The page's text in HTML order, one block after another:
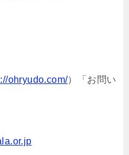
ohryudo.com/）「お問い